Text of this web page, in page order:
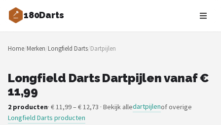
180Darts
Zoeken
NAVIGATIE
Merken
Blog
Home/Merken/Longfield Darts/Dartpijlen
Longfield Darts Dartpijlen vanaf €
11,99
2 producten· € 11,99 – € 12,73 · Bekijk alledartpijlenof overige
Longfield Darts producten